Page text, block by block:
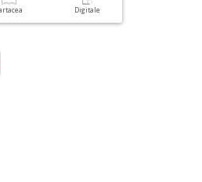
Digitale